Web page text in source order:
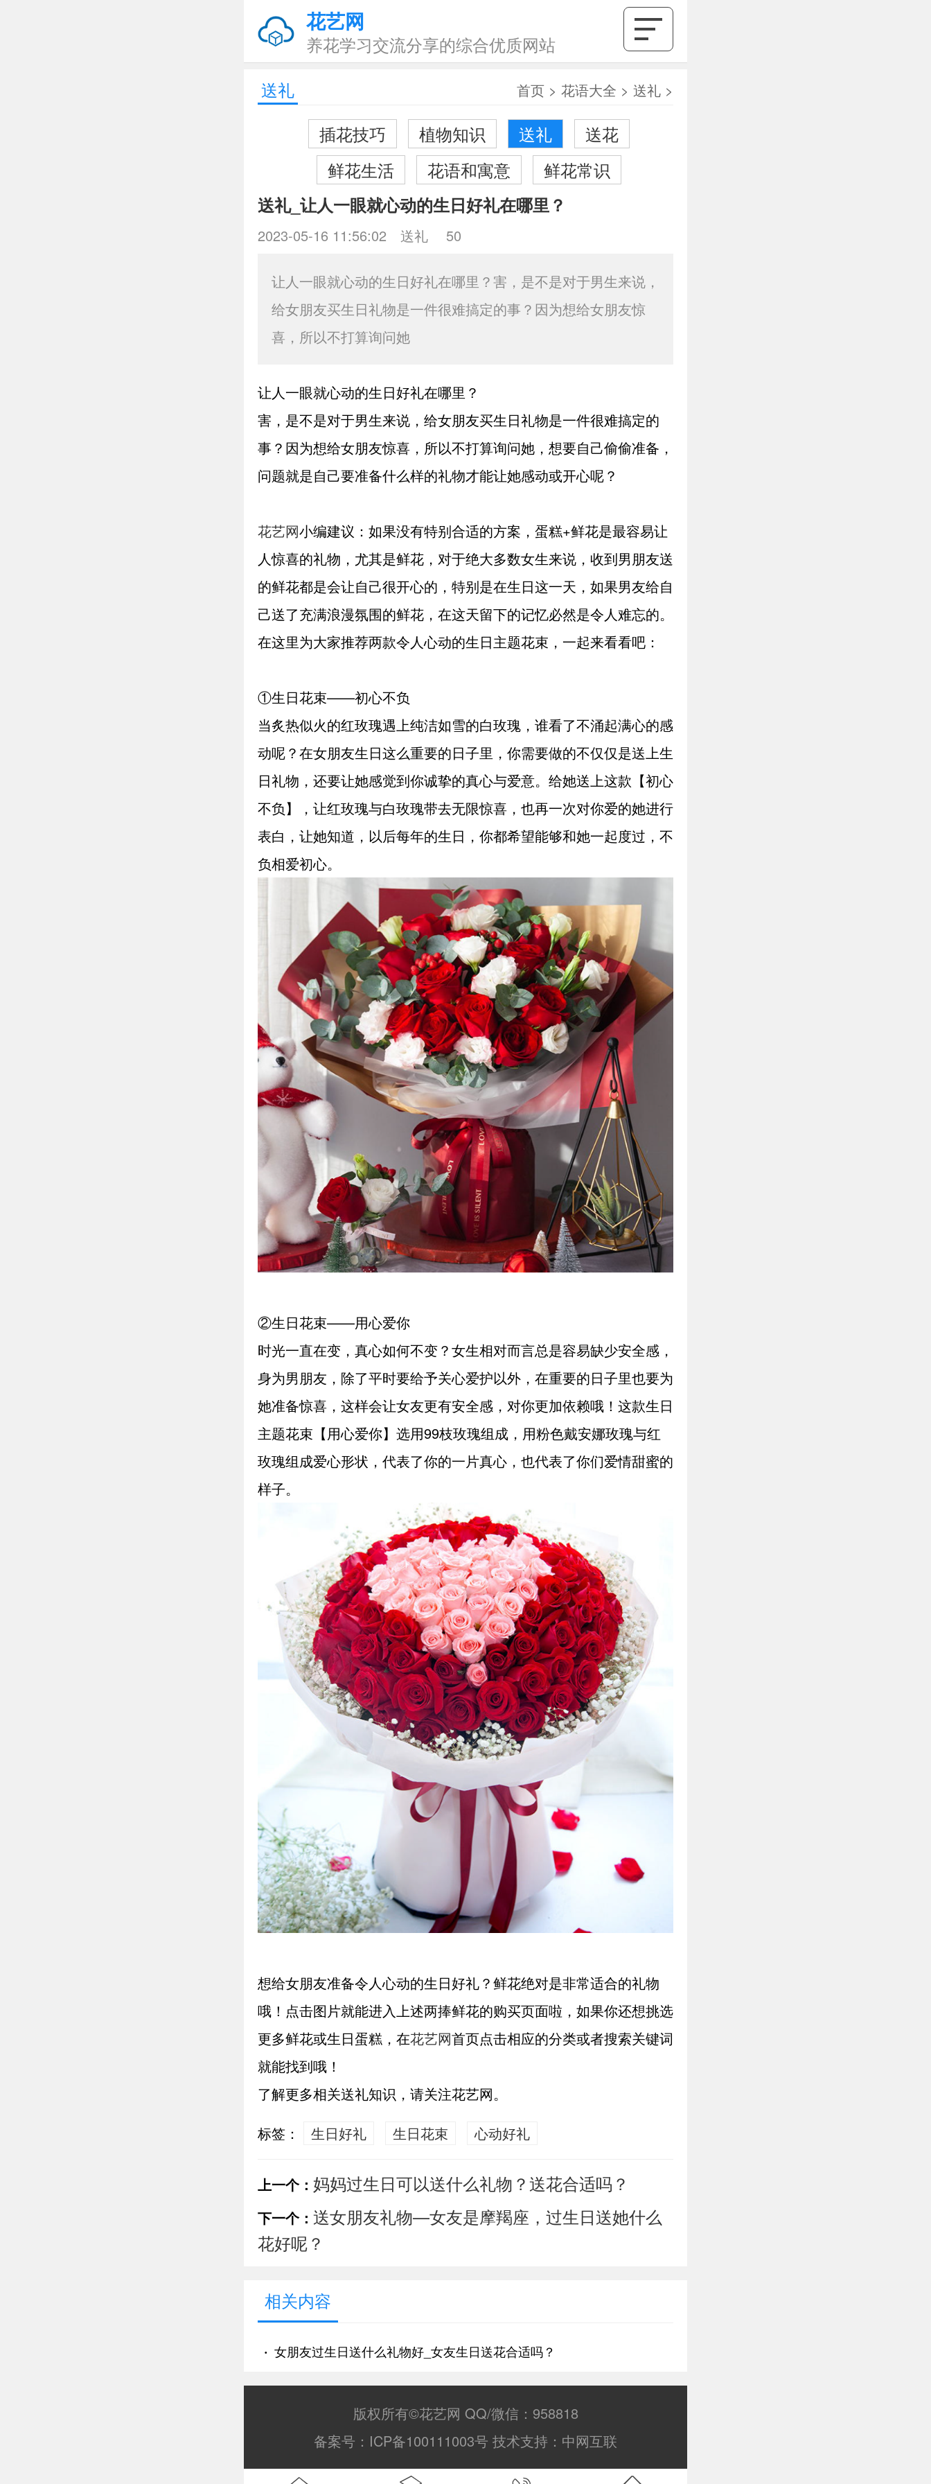
花艺网
养花学习交流分享的综合优质网站
送礼
首页 > 花语大全 > 送礼 >
插花技巧 植物知识 送礼
送花
鲜花生活
花语和寓意 鲜花常识
送礼_让人一眼就心动的生日好礼在哪里？
2023-05-16 11:56:02 送礼 50
让人一眼就心动的生日好礼在哪里？害，是不是对于男生来说，
给女朋友买生日礼物是一件很难搞定的事？因为想给女朋友惊
喜，所以不打算询问她
让人一眼就心动的生日好礼在哪里？
害，是不是对于男生来说，给女朋友买生日礼物是一件很难搞定的
事？因为想给女朋友惊喜，所以不打算询问她，想要自己偷偷准备，
问题就是自己要准备什么样的礼物才能让她感动或开心呢？
花艺网小编建议：如果没有特别合适的方案，蛋糕+鲜花是最容易让
人惊喜的礼物，尤其是鲜花，对于绝大多数女生来说，收到男朋友送
的鲜花都是会让自己很开心的，特别是在生日这一天，如果男友给自
己送了充满浪漫氛围的鲜花，在这天留下的记忆必然是令人难忘的。
在这里为大家推荐两款令人心动的生日主题花束，一起来看看吧：
①生日花束——初心不负
当炙热似火的红玫瑰遇上纯洁如雪的白玫瑰，谁看了不涌起满心的感
动呢？在女朋友生日这么重要的日子里，你需要做的不仅仅是送上生
日礼物，还要让她感觉到你诚挚的真心与爱意。给她送上这款【初心
不负】，让红玫瑰与白玫瑰带去无限惊喜，也再一次对你爱的她进行
表白，让她知道，以后每年的生日，你都希望能够和她一起度过，不
负相爱初心。
②生日花束——用心爱你
时光一直在变，真心如何不变？女生相对而言总是容易缺少安全感，
身为男朋友，除了平时要给予关心爱护以外，在重要的日子里也要为
她准备惊喜，这样会让女友更有安全感，对你更加依赖哦！这款生日
主题花束【用心爱你】选用99枝玫瑰组成，用粉色戴安娜玫瑰与红
玫瑰组成爱心形状，代表了你的一片真心，也代表了你们爱情甜蜜的
样子。
想给女朋友准备令人心动的生日好礼？鲜花绝对是非常适合的礼物
哦！点击图片就能进入上述两捧鲜花的购买页面啦，如果你还想挑选
更多鲜花或生日蛋糕，在花艺网首页点击相应的分类或者搜索关键词
就能找到哦！
了解更多相关送礼知识，请关注花艺网。
标签：
生日好礼 生日花束 心动好礼
上一个： 妈妈过生日可以送什么礼物？送花合适吗？
下一个： 送女朋友礼物—女友是摩羯座，过生日送她什么
花好呢？
相关内容
· 女朋友过生日送什么礼物好_女友生日送花合适吗？
版权所有©花艺网 QQ/微信：958818
备案号： ICP备100111003号 技术支持： 中网互联